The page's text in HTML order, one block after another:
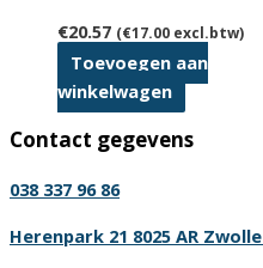
€20.57 (€17.00 excl.btw)
Toevoegen aan
winkelwagen
Contact gegevens
038 337 96 86
Herenpark 21 8025 AR Zwolle